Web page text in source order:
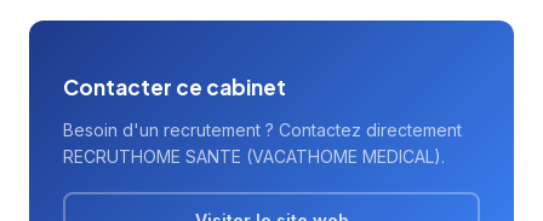
accompagnés.
Contacter ce cabinet
Besoin d'un recrutement ? Contactez directement
RECRUTHOME SANTE (VACATHOME MEDICAL).